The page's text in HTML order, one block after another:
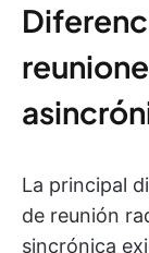
La principal
de reunión
sincrónica